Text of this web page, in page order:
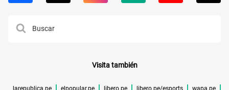
Visita también
larepublica.pe elpopular.pe libero.pe libero.pe/esports wapa.pe